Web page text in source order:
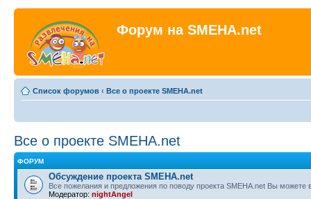
Форум на SMEHA.net
Список форумов ‹ Все о проекте SMEHA.net
Все о проекте SMEHA.net
ФОРУМ
Обсуждение проекта SMEHA.net
Все пожелания и предложения по поводу проекта SMEHA.net Вы можете
Модератор: nightAngel